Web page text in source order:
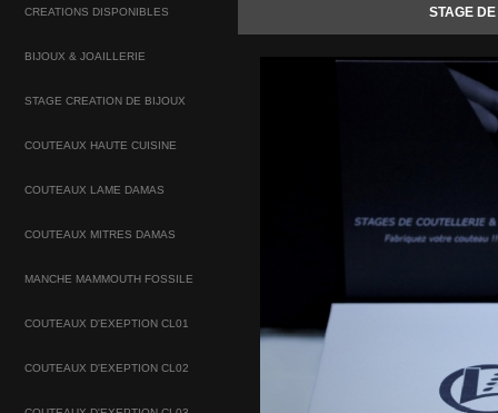
CREATIONS DISPONIBLES
BIJOUX & JOAILLERIE
STAGE CREATION DE BIJOUX
COUTEAUX HAUTE CUISINE
COUTEAUX LAME DAMAS
COUTEAUX MITRES DAMAS
MANCHE MAMMOUTH FOSSILE
COUTEAUX D'EXEPTION CL01
COUTEAUX D'EXEPTION CL02
STAGE